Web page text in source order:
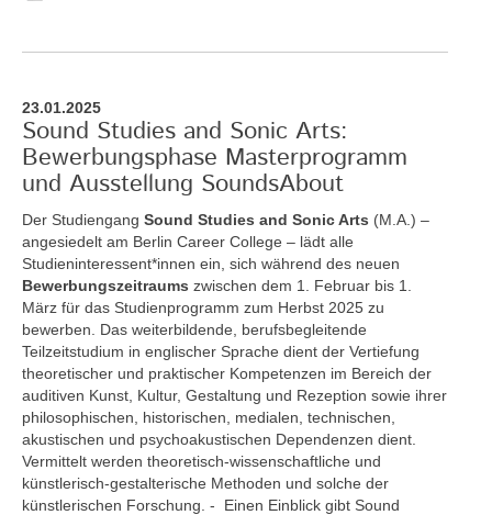
23.01.2025
Sound Studies and Sonic Arts:
Bewerbungsphase Masterprogramm
und Ausstellung SoundsAbout
Der Studiengang Sound Studies and Sonic Arts (M.A.) –
angesiedelt am Berlin Career College – lädt alle
Studieninteressent*innen ein, sich während des neuen
Bewerbungszeitraums zwischen dem 1. Februar bis 1.
März für das Studienprogramm zum Herbst 2025 zu
bewerben. Das weiterbildende, berufsbegleitende
Teilzeitstudium in englischer Sprache dient der Vertiefung
theoretischer und praktischer Kompetenzen im Bereich der
auditiven Kunst, Kultur, Gestaltung und Rezeption sowie ihrer
philosophischen, historischen, medialen, technischen,
akustischen und psychoakustischen Dependenzen dient.
Vermittelt werden theoretisch-wissenschaftliche und
künstlerisch-gestalterische Methoden und solche der
künstlerischen Forschung. - Einen Einblick gibt Sound